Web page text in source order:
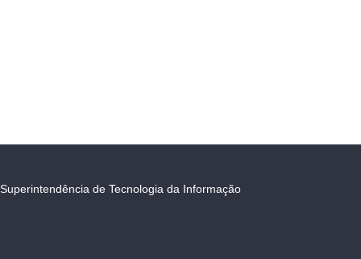
Superintendência de Tecnologia da Informação